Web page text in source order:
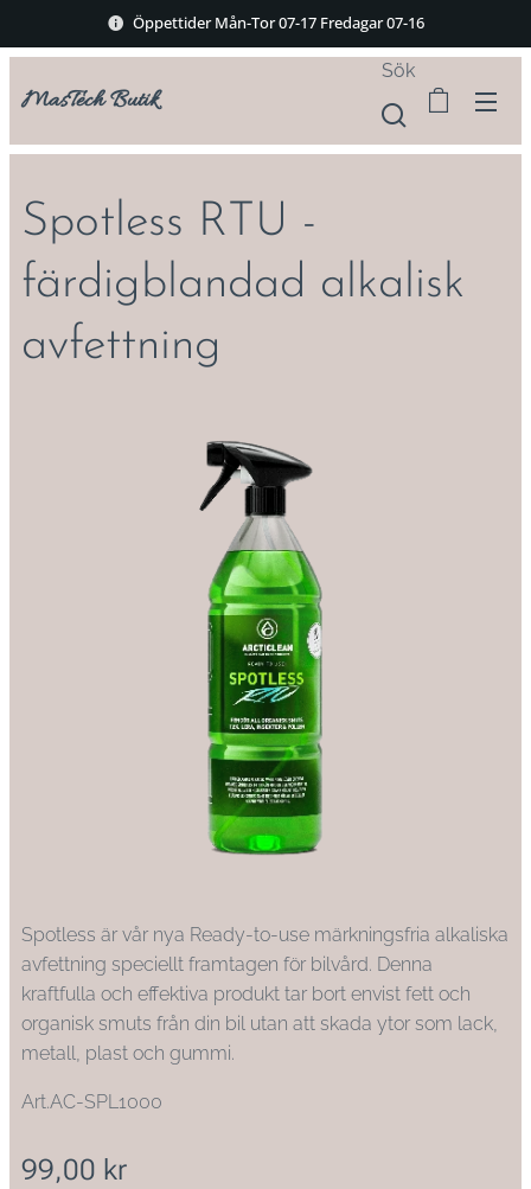
Öppettider Mån-Tor 07-17 Fredagar 07-16
MasTech Butik
Sök
Spotless RTU -
färdigblandad alkalisk
avfettning
Spotless är vår nya Ready-to-use märkningsfria alkaliska
avfettning speciellt framtagen för bilvård. Denna
kraftfulla och effektiva produkt tar bort envist fett och
organisk smuts från din bil utan att skada ytor som lack,
metall, plast och gummi.
Art.AC-SPL1000
99,00 kr